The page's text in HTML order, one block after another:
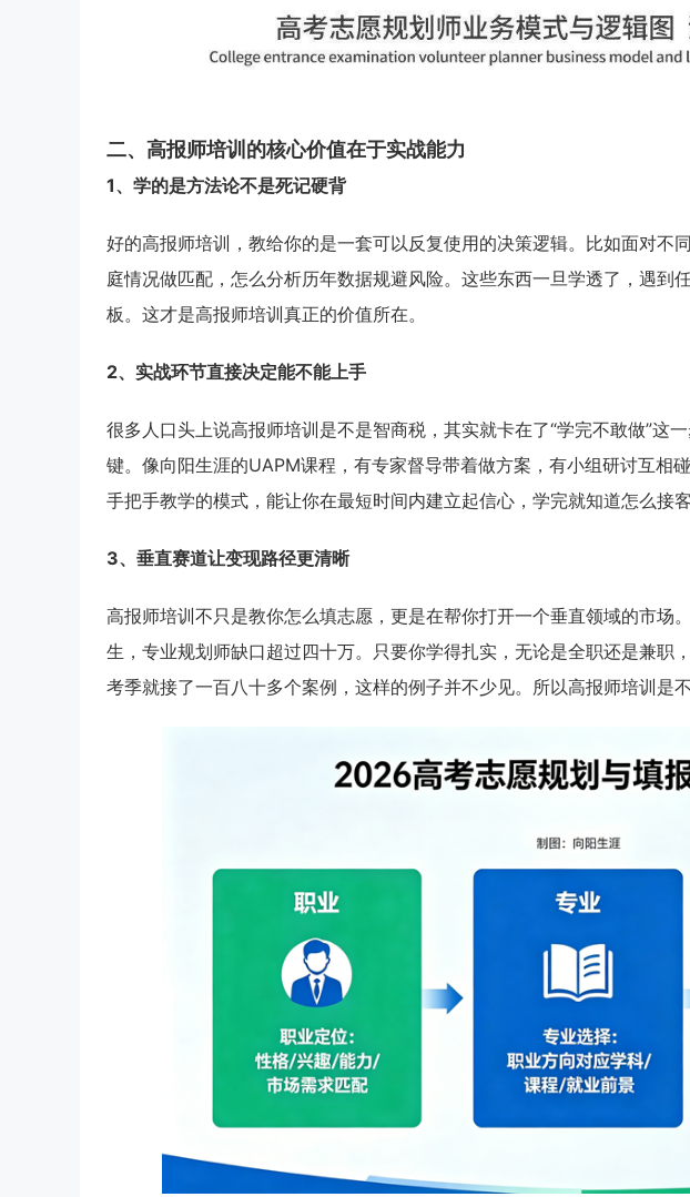
二、高报师培训的核心价值在于实战能力
1、学的是方法论不是死记硬背
好的高报师培训，教给你的是一套可以反复使用的决策逻辑。比如面对不
庭情况做匹配，怎么分析历年数据规避风险。这些东西一旦学透了，遇到
板。这才是高报师培训真正的价值所在。
2、实战环节直接决定能不能上手
很多人口头上说高报师培训是不是智商税，其实就卡在了“学完不敢做”这
键。像向阳生涯的UAPM课程，有专家督导带着做方案，有小组研讨互相
手把手教学的模式，能让你在最短时间内建立起信心，学完就知道怎么接客
3、垂直赛道让变现路径更清晰
高报师培训不只是教你怎么填志愿，更是在帮你打开一个垂直领域的市场
生，专业规划师缺口超过四十万。只要你学得扎实，无论是全职还是兼职
考季就接了一百八十多个案例，这样的例子并不少见。所以高报师培训是